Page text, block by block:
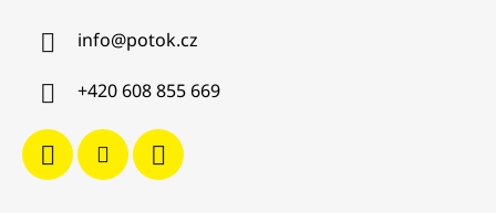
info@potok.cz
+420 608 855 669